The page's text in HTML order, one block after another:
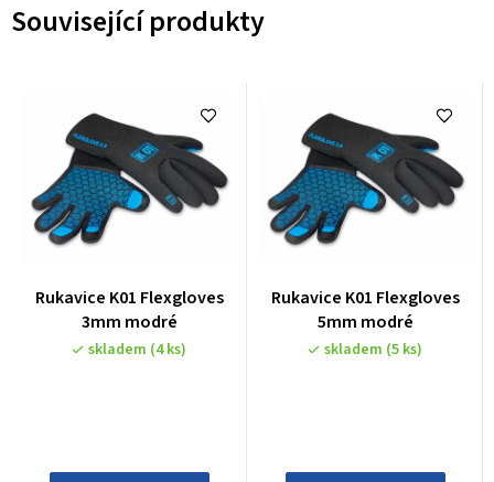
Související produkty
Rukavice K01 Flexgloves
3mm modré
skladem (4 ks)
Rukavice K01 Flexgloves
5mm modré
skladem (5 ks)